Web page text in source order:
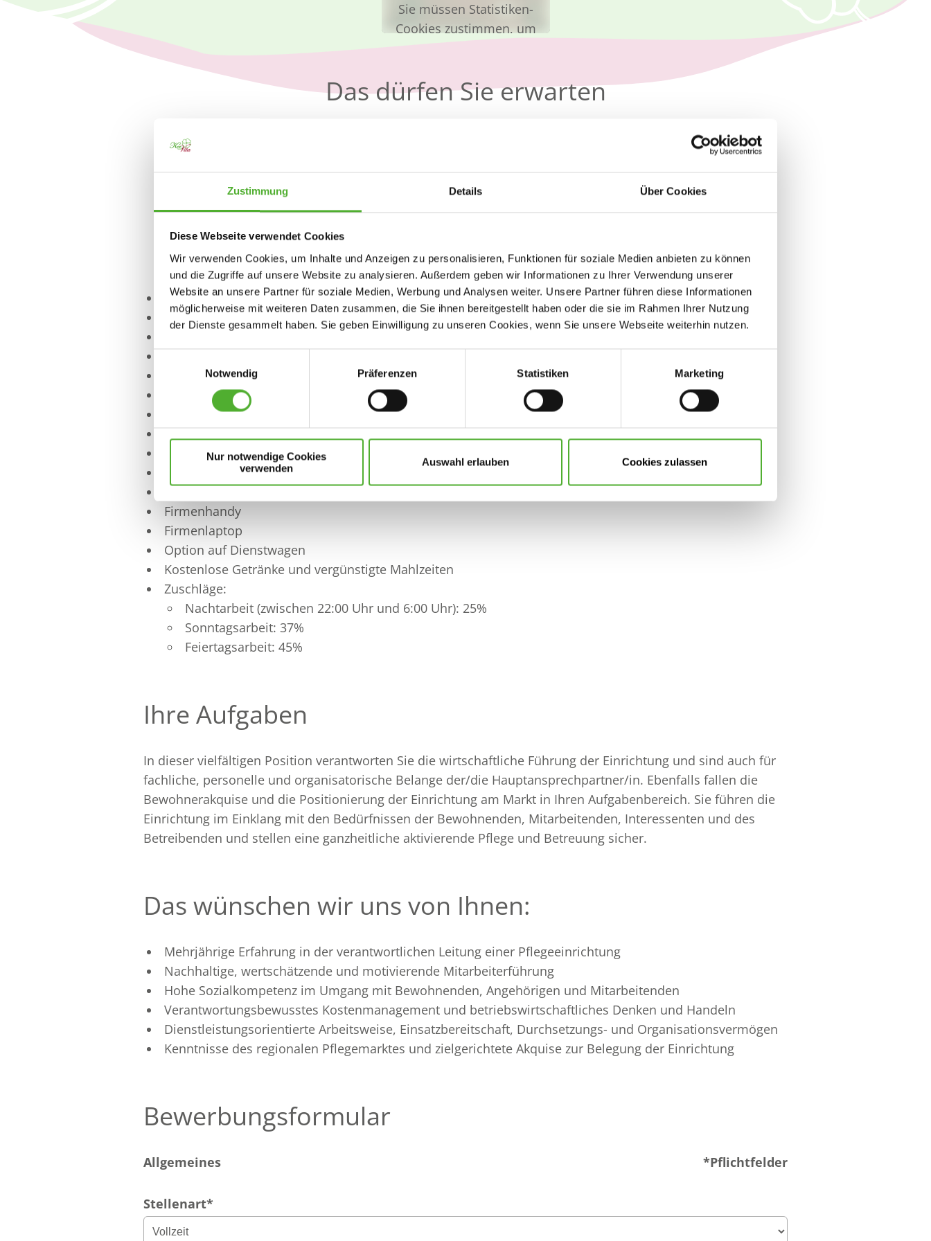
Zustimmung Details Über Cookies
Diese Webseite verwendet Cookies
Wir verwenden Cookies, um Inhalte und Anzeigen zu personalisieren, Funktionen für soziale Medien anbieten zu können
und die Zugriffe auf unsere Website zu analysieren. Außerdem geben wir Informationen zu Ihrer Verwendung unserer
Website an unsere Partner für soziale Medien, Werbung und Analysen weiter. Unsere Partner führen diese Informationen
möglicherweise mit weiteren Daten zusammen, die Sie ihnen bereitgestellt haben oder die sie im Rahmen Ihrer Nutzung
der Dienste gesammelt haben. Sie geben Einwilligung zu unseren Cookies, wenn Sie unsere Webseite weiterhin nutzen.
Notwendig
Präferenzen Statistiken Marketing
Nur notwendige Cookies
verwenden
Auswahl erlauben Cookies zulassen
Sie müssen Statistiken-
Cookies zustimmen, um
das Video zu sehen.
ändern
Das dürfen Sie erwarten
Leistungsgerechte
Bezahlung
Fort- und
Weiterbildungen
Unbefristeter
30 Tage Urlaub
Gleitzeit
Mobiles Arbeiten
Modernes, hochwertiges Arbeitsumfeld und Arbeitsmaterialien
Führungskräfte, die sich an den Wünschen der Mitarbeitenden orientieren
Kurze Entscheidungswege und flache Hierarchien
Entwicklungsmöglichkeiten in einem wachsenden Unternehmen
Gesundes und agiles Familienunternehmen
Offenes und herzliches Team, das Spaß an der gemeinsamen Arbeit hat
Attraktive Mitarbeiterbenefits
Attraktive Mitarbeiteraktionen
Firmenhandy
Firmenlaptop
Option auf Dienstwagen
Kostenlose Getränke und vergünstigte Mahlzeiten
Zuschläge:
Nachtarbeit (zwischen 22:00 Uhr und 6:00 Uhr): 25%
Sonntagsarbeit: 37%
Feiertagsarbeit: 45%
Ihre Aufgaben
In dieser vielfältigen Position verantworten Sie die wirtschaftliche Führung der Einrichtung und sind auch für
fachliche, personelle und organisatorische Belange der/die Hauptansprechpartner/in. Ebenfalls fallen die
Bewohnerakquise und die Positionierung der Einrichtung am Markt in Ihren Aufgabenbereich. Sie führen die
Einrichtung im Einklang mit den Bedürfnissen der Bewohnenden, Mitarbeitenden, Interessenten und des
Betreibenden und stellen eine ganzheitliche aktivierende Pflege und Betreuung sicher.
Das wünschen wir uns von Ihnen:
Mehrjährige Erfahrung in der verantwortlichen Leitung einer Pflegeeinrichtung
Nachhaltige, wertschätzende und motivierende Mitarbeiterführung
Hohe Sozialkompetenz im Umgang mit Bewohnenden, Angehörigen und Mitarbeitenden
Verantwortungsbewusstes Kostenmanagement und betriebswirtschaftliches Denken und Handeln
Dienstleistungsorientierte Arbeitsweise, Einsatzbereitschaft, Durchsetzungs- und Organisationsvermögen
Kenntnisse des regionalen Pflegemarktes und zielgerichtete Akquise zur Belegung der Einrichtung
Bewerbungsformular
Allgemeines *Pflichtfelder
Stellenart*